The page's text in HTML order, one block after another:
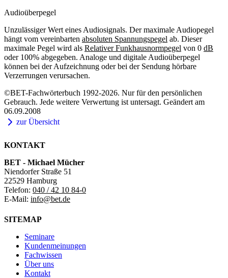
Audioüberpegel
Unzulässiger Wert eines Audiosignals. Der maximale Audiopegel
hängt vom vereinbarten absoluten Spannungspegel ab. Dieser
maximale Pegel wird als Relativer Funkhausnormpegel von 0 dB
oder 100% abgegeben. Analoge und digitale Audioüberpegel
können bei der Aufzeichnung oder bei der Sendung hörbare
Verzerrungen verursachen.
©BET-Fachwörterbuch 1992-2026. Nur für den persönlichen
Gebrauch. Jede weitere Verwertung ist untersagt. Geändert am
06.09.2008
zur Übersicht
KONTAKT
BET - Michael Mücher
Niendorfer Straße 51
22529 Hamburg
Telefon: 040 / 42 10 84-0
E-Mail: info@bet.de
SITEMAP
Seminare
Kundenmeinungen
Fachwissen
Über uns
Kontakt